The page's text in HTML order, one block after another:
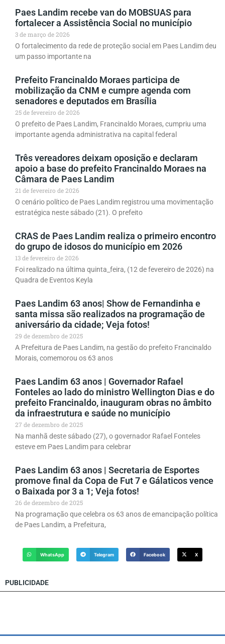
Paes Landim recebe van do MOBSUAS para
fortalecer a Assistência Social no município
3 de março de 2026
O fortalecimento da rede de proteção social em Paes Landim deu
um passo importante na
Prefeito Francinaldo Moraes participa de
mobilização da CNM e cumpre agenda com
senadores e deputados em Brasília
25 de fevereiro de 2026
O prefeito de Paes Landim, Francinaldo Moraes, cumpriu uma
importante agenda administrativa na capital federal
Três vereadores deixam oposição e declaram
apoio a base do prefeito Francinaldo Moraes na
Câmara de Paes Landim
21 de fevereiro de 2026
O cenário político de Paes Landim registrou uma movimentação
estratégica neste sábado (21). O prefeito
CRAS de Paes Landim realiza o primeiro encontro
do grupo de idosos do município em 2026
13 de fevereiro de 2026
Foi realizado na última quinta_feira, (12 de fevereiro de 2026) na
Quadra de Eventos Keyla
Paes Landim 63 anos| Show de Fernandinha e
santa missa são realizados na programação de
aniversário da cidade; Veja fotos!
29 de dezembro de 2025
A Prefeitura de Paes Landim, na gestão do prefeito Francinaldo
Morais, comemorou os 63 anos
Paes Landim 63 anos | Governador Rafael
Fonteles ao lado do ministro Wellington Dias e do
prefeito Francinaldo, inauguram obras no âmbito
da infraestrutura e saúde no município
27 de dezembro de 2025
Na manhã deste sábado (27), o governador Rafael Fonteles
esteve em Paes Landim para celebrar
Paes Landim 63 anos | Secretaria de Esportes
promove final da Copa de Fut 7 e Gálaticos vence
o Baixada por 3 a 1; Veja fotos!
26 de dezembro de 2025
Na programação que celebra os 63 anos de emancipação política
de Paes Landim, a Prefeitura,
WhatsApp Telegram Facebook X
PUBLICIDADE